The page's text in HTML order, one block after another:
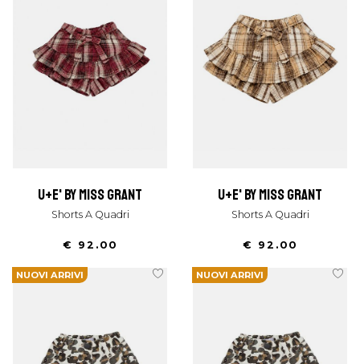
u+e' by miss grant
Shorts A Quadri
€ 92.00
u+e' by miss grant
Shorts A Quadri
€ 92.00
NUOVI ARRIVI NUOVI ARRIVI